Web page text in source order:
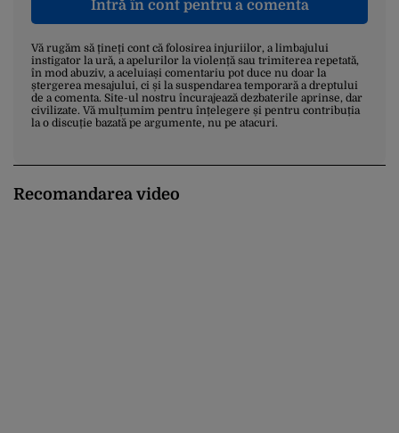
Intră în cont pentru a comenta
Vă rugăm să țineți cont că folosirea injuriilor, a limbajului
instigator la ură, a apelurilor la violență sau trimiterea repetată,
în mod abuziv, a aceluiași comentariu pot duce nu doar la
ștergerea mesajului, ci și la suspendarea temporară a dreptului
de a comenta. Site-ul nostru încurajează dezbaterile aprinse, dar
civilizate. Vă mulțumim pentru înțelegere și pentru contribuția
la o discuție bazată pe argumente, nu pe atacuri.
Recomandarea video